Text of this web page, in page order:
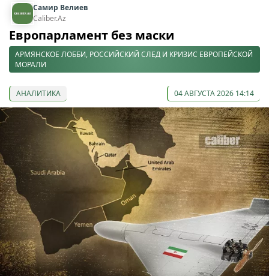
Самир Велиев
Caliber.Az
Европарламент без маски
АРМЯНСКОЕ ЛОББИ, РОССИЙСКИЙ СЛЕД И КРИЗИС ЕВРОПЕЙСКОЙ
МОРАЛИ
АНАЛИТИКА 04 АВГУСТА 2026 14:14